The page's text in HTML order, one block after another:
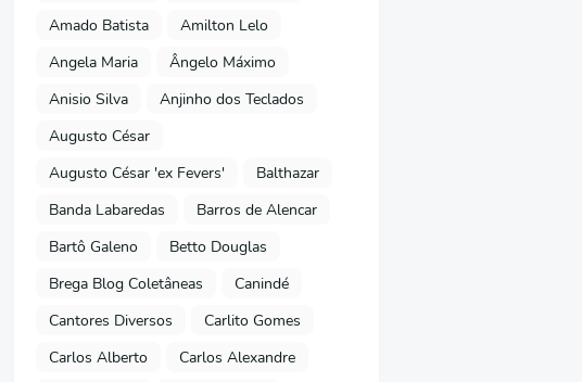
Amado Batista
Amilton Lelo
Angela Maria
Ângelo Máximo
Anisio Silva
Anjinho dos Teclados
Augusto César
Augusto César 'ex Fevers'
Balthazar
Banda Labaredas
Barros de Alencar
Bartô Galeno
Betto Douglas
Brega Blog Coletâneas
Canindé
Cantores Diversos
Carlito Gomes
Carlos Alberto
Carlos Alexandre